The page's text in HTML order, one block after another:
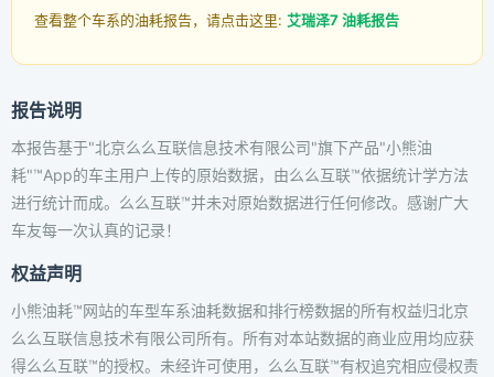
查看整个车系的油耗报告，请点击这里: 艾瑞泽7 油耗报告
报告说明
本报告基于"北京么么互联信息技术有限公司"旗下产品"小熊油
耗"™App的车主用户上传的原始数据，由么么互联™依据统计学方法
进行统计而成。么么互联™并未对原始数据进行任何修改。感谢广大
车友每一次认真的记录！
权益声明
小熊油耗™网站的车型车系油耗数据和排行榜数据的所有权益归北京
么么互联信息技术有限公司所有。所有对本站数据的商业应用均应获
得么么互联™的授权。未经许可使用，么么互联™有权追究相应侵权责